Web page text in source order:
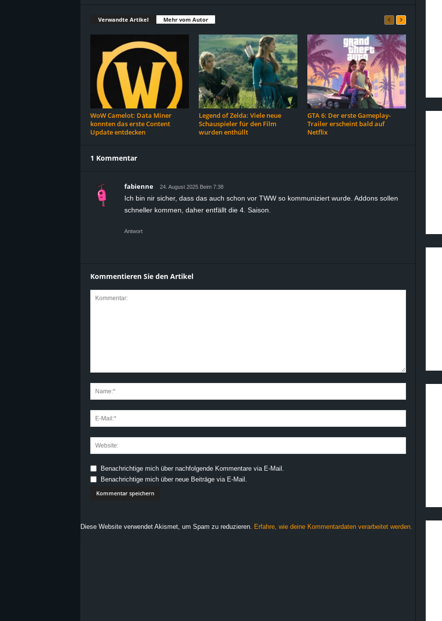
Verwandte Artikel Mehr vom Autor
WoW Camelot: Data Miner
konnten das erste Content
Update entdecken
Legend of Zelda: Viele neue
Schauspieler für den Film
wurden enthüllt
GTA 6: Der erste Gameplay-
Trailer erscheint bald auf
Netflix
1 Kommentar
fabienne 24. August 2025 Beim 7:38
Ich bin nir sicher, dass das auch schon vor TWW so kommuniziert wurde. Addons sollen
schneller kommen, daher entfällt die 4. Saison.
Antwort
Kommentieren Sie den Artikel
Benachrichtige mich über nachfolgende Kommentare via E-Mail.
Benachrichtige mich über neue Beiträge via E-Mail.
Diese Website verwendet Akismet, um Spam zu reduzieren. Erfahre, wie deine Kommentardaten verarbeitet werden.